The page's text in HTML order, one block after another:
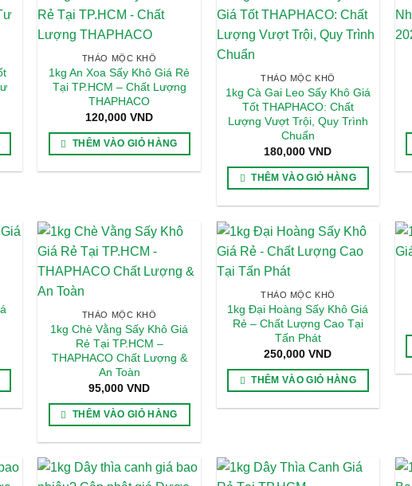
THẢO MỘC KHÔ
1kg An Xoa Sấy Khô Giá Rẻ
Tại TP.HCM – Chất Lượng
THAPHACO
120,000VND
THÊM VÀO GIỎ HÀNG
THẢO MỘC KHÔ
1kg Cà Gai Leo Sấy Khô Giá
Tốt THAPHACO: Chất
Lượng Vượt Trội, Quy Trình
Chuẩn
180,000VND
THÊM VÀO GIỎ HÀNG
THẢO MỘC KHÔ
1kg Chè Vằng Sấy Khô Giá
Rẻ Tại TP.HCM –
THAPHACO Chất Lượng &
An Toàn
95,000VND
THÊM VÀO GIỎ HÀNG
THẢO MỘC KHÔ
1kg Đại Hoàng Sấy Khô Giá
Rẻ – Chất Lượng Cao Tại
Tấn Phát
250,000VND
THÊM VÀO GIỎ HÀNG